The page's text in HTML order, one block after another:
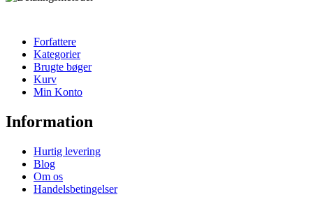
Forfattere
Kategorier
Brugte bøger
Kurv
Min Konto
Information
Hurtig levering
Blog
Om os
Handelsbetingelser